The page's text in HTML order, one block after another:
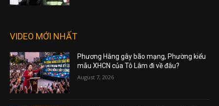
VIDEO MỚI NHẤT
Phương Hằng gây bão mạng, Phường kiểu
mẫu XHCN của Tô Lâm đi về đâu?
August 7, 2026